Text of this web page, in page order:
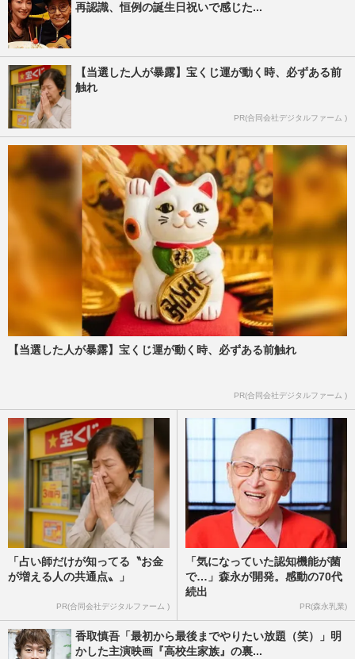
再認識、恒例の誕生日祝いで感じた...
【当選した人が暴露】宝くじ運が動く時、必ずある前
触れ
PR(合同会社デジタルファーム )
【当選した人が暴露】宝くじ運が動く時、必ずある前触れ
PR(合同会社デジタルファーム )
「占い師だけが知ってる〝お金
が増える人の共通点〟」
PR(合同会社デジタルファーム )
「気になっていた認知機能が菌
で…」森永が開発。感動の70代
続出
PR(森永乳業)
香取慎吾「最初から最後までやりたい放題（笑）」明
かした主演映画『高校生家族』の裏...